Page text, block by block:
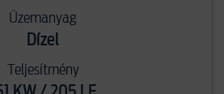
Üzemanyag
Dízel
Teljesítmény